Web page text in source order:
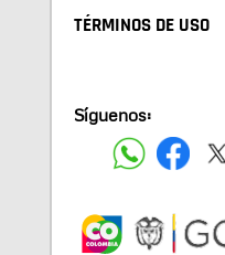
TÉRMINOS DE USO
Síguenos: